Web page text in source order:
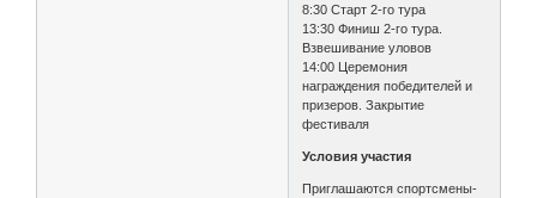
8:30 Старт 2-го тура
13:30 Финиш 2-го тура.
Взвешивание уловов
14:00 Церемония
награждения победителей и
призеров. Закрытие
фестиваля
Условия участия
Приглашаются спортсмены-